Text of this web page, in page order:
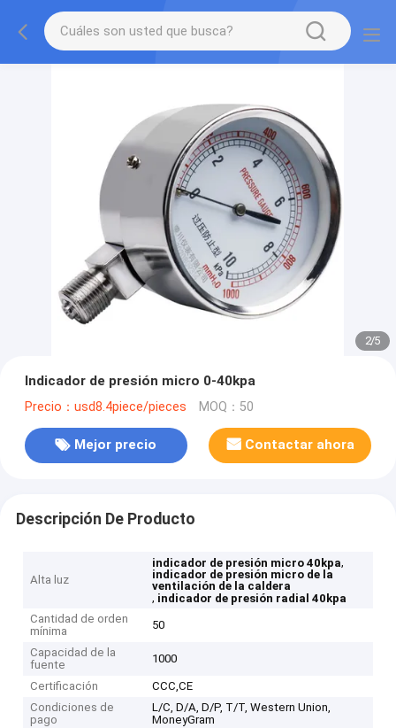
2/5
Indicador de presión micro 0-40kpa
Precio：usd8.4piece/pieces MOQ：50
Mejor precio Contactar ahora
Descripción De Producto
Alta luz
indicador de presión micro 40kpa,
indicador de presión micro de la
ventilación de la caldera
, indicador de presión radial 40kpa
Cantidad de orden
mínima
50
Capacidad de la
fuente
1000
Certificación
CCC,CE
Condiciones de
pago
L/C, D/A, D/P, T/T, Western Union,
MoneyGram